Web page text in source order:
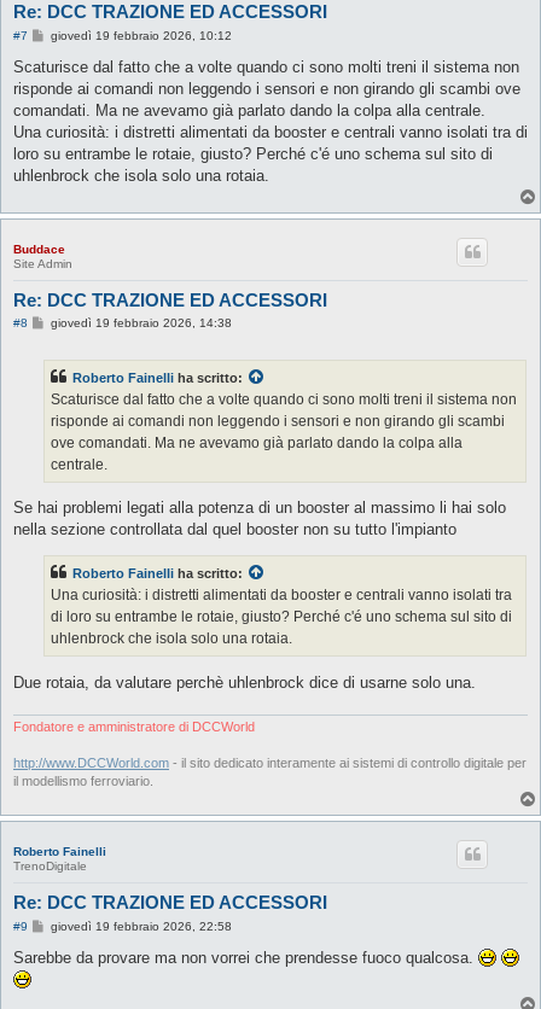
Re: DCC TRAZIONE ED ACCESSORI
#7
M
s
a
g
i
o
giovedì 19 febbraio 2026, 10:12
Scaturisce dal fatto che a volte quando ci sono molti treni il sistema non
risponde ai comandi non leggendo i sensori e non girando gli scambi ove
comandati. Ma ne avevamo già parlato dando la colpa alla centrale.
Una curiosità: i distretti alimentati da booster e centrali vanno isolati tra di
loro su entrambe le rotaie, giusto? Perché c'é uno schema sul sito di
uhlenbrock che isola solo una rotaia.
Buddace
Site Admin
Re: DCC TRAZIONE ED ACCESSORI
#8
M
a
g
g
o
giovedì 19 febbraio 2026, 14:38
Roberto Fainelli ha scritto:
Scaturisce dal fatto che a volte quando ci sono molti treni il sistema non
risponde ai comandi non leggendo i sensori e non girando gli scambi
ove comandati. Ma ne avevamo già parlato dando la colpa alla
centrale.
Se hai problemi legati alla potenza di un booster al massimo li hai solo
nella sezione controllata dal quel booster non su tutto l'impianto
Roberto Fainelli ha scritto:
Una curiosità: i distretti alimentati da booster e centrali vanno isolati tra
di loro su entrambe le rotaie, giusto? Perché c'é uno schema sul sito di
uhlenbrock che isola solo una rotaia.
Due rotaia, da valutare perchè uhlenbrock dice di usarne solo una.
Fondatore e amministratore di DCCWorld
http://www.DCCWorld.com - il sito dedicato interamente ai sistemi di controllo digitale per
il modellismo ferroviario.
Roberto Fainelli
TrenoDigitale
Re: DCC TRAZIONE ED ACCESSORI
#9
M
s
giovedì 19 febbraio 2026, 22:58
Sarebbe da provare ma non vorrei che prendesse fuoco qualcosa.